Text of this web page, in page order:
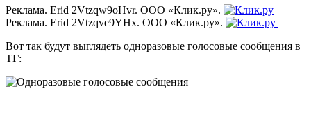
Реклама. Erid 2Vtzqw9oHvr. ООО «Клик.ру».
Реклама. Erid 2Vtzqve9YHx. ООО «Клик.ру».
Вот так будут выглядеть одноразовые голосовые сообщения в
ТГ: